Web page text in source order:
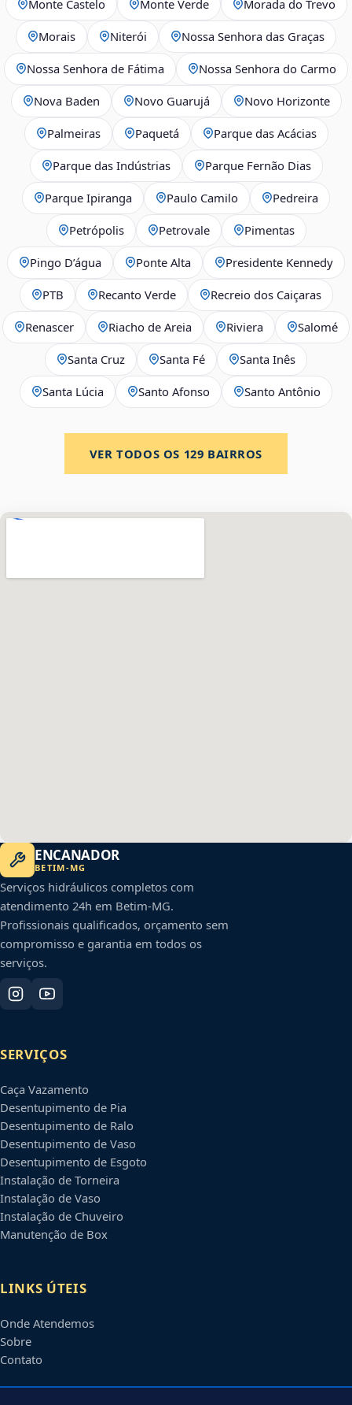
Monte Castelo Monte Verde Morada do Trevo
Morais Niterói Nossa Senhora das Graças
Nossa Senhora de Fátima Nossa Senhora do Carmo
Nova Baden Novo Guarujá Novo Horizonte
Palmeiras Paquetá Parque das Acácias
Parque das Indústrias Parque Fernão Dias
Parque Ipiranga Paulo Camilo Pedreira
Petrópolis Petrovale Pimentas
Pingo D’água Ponte Alta Presidente Kennedy
PTB Recanto Verde Recreio dos Caiçaras
Renascer Riacho de Areia Riviera Salomé
Santa Cruz Santa Fé Santa Inês
Santa Lúcia Santo Afonso Santo Antônio
VER TODOS OS 129 BAIRROS
ENCANADOR
BETIM-MG
Serviços hidráulicos completos com
atendimento 24h em Betim-MG.
Profissionais qualificados, orçamento sem
compromisso e garantia em todos os
serviços.
SERVIÇOS
Caça Vazamento
Desentupimento de Pia
Desentupimento de Ralo
Desentupimento de Vaso
Desentupimento de Esgoto
Instalação de Torneira
Instalação de Vaso
Instalação de Chuveiro
Manutenção de Box
LINKS ÚTEIS
Onde Atendemos
Sobre
Contato